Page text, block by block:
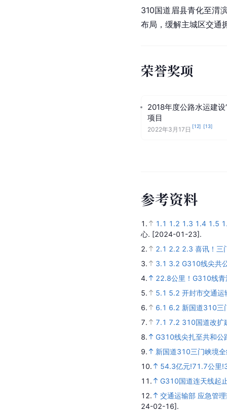
310国道眉县青化至渭
布局，缓解主城区交通
荣誉奖项
2018年度公路水运建设
项目
2022年3月17日 [12] [13]
参考资料
1. 1.1 1.2 1.3 1.4 1.5
心. [2024-01-23].
2.
2.1 2.2 2.3 喜讯！三
3.
3.1 3.2 G310线尖共
4.
22.8公里！G310线青
5.
5.1 5.2 开封市交通运
6.
6.1 6.2 新国道310三
7.
7.1 7.2 310国道改扩
8.
G310线尖扎至共和公
9.
新国道310三门峡境
10.
54.3亿元!71.7公里
11.
G310国道连天线起
12.
交通运输部 应急管
24-02-16].